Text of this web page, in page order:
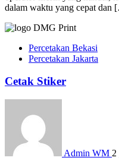
dalam waktu yang cepat
Percetakan Bekasi
Percetakan Jakarta
Cetak Stiker
Admin WM 2